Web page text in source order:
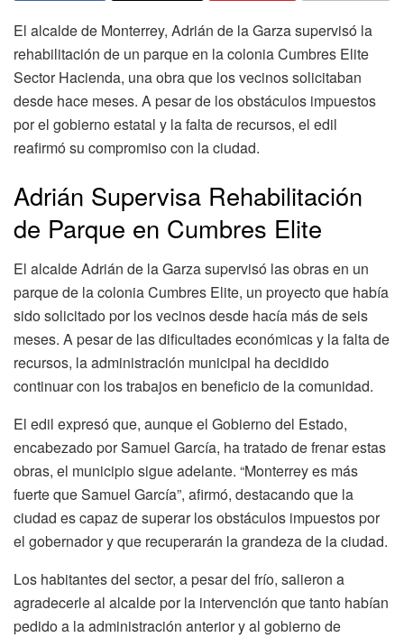
El alcalde de Monterrey, Adrián de la Garza supervisó la
rehabilitación de un parque en la colonia Cumbres Elite
Sector Hacienda, una obra que los vecinos solicitaban
desde hace meses. A pesar de los obstáculos impuestos
por el gobierno estatal y la falta de recursos, el edil
reafirmó su compromiso con la ciudad.
Adrián Supervisa Rehabilitación
de Parque en Cumbres Elite
El alcalde Adrián de la Garza supervisó las obras en un
parque de la colonia Cumbres Elite, un proyecto que había
sido solicitado por los vecinos desde hacía más de seis
meses. A pesar de las dificultades económicas y la falta de
recursos, la administración municipal ha decidido
continuar con los trabajos en beneficio de la comunidad.
El edil expresó que, aunque el Gobierno del Estado,
encabezado por Samuel García, ha tratado de frenar estas
obras, el municipio sigue adelante. “Monterrey es más
fuerte que Samuel García”, afirmó, destacando que la
ciudad es capaz de superar los obstáculos impuestos por
el gobernador y que recuperarán la grandeza de la ciudad.
Los habitantes del sector, a pesar del frío, salieron a
agradecerle al alcalde por la intervención que tanto habían
pedido a la administración anterior y al gobierno de